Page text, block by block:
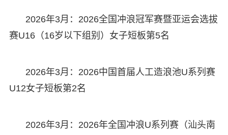
2026年3月：2026全国冲浪冠军赛暨亚运会选拔
赛U16（16岁以下组别）女子短板第5名
2026年3月：2026中国首届人工造浪池U系列赛
U12女子短板第2名
2026年3月：2026年全国冲浪U系列赛（汕头南